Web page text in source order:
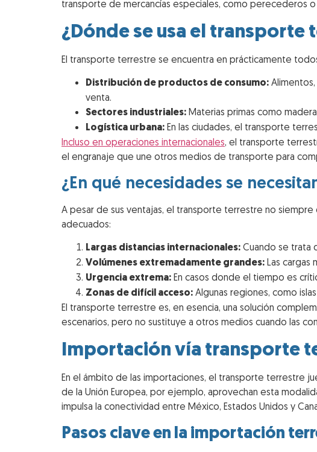
transporte de mercancías especiales, como perecederos
¿Dónde se usa el transporte
El transporte terrestre se encuentra en prácticamente
Distribución de productos de consumo:
venta.
Sectores industriales: Materias primas como
Logística urbana: En las ciudades, el transporte
Incluso en operaciones internacionales, el transporte
el engranaje que une otros medios de transporte para
¿En qué necesidades se
A pesar de sus ventajas, el transporte terrestre no
adecuados:
Largas distancias internacionales: Cuando se trata
Volúmenes extremadamente grandes: Las cargas
Urgencia extrema: En casos donde el tiempo es
Zonas de difícil acceso: Algunas regiones, como
El transporte terrestre es, en esencia, una solución
escenarios, pero no sustituye a otros medios cuando las
Importación vía transporte
En el ámbito de las importaciones, el transporte terrestre
de la Unión Europea, por ejemplo, aprovechan esta
impulsa la conectividad entre México, Estados Unidos y
Pasos clave en la importación